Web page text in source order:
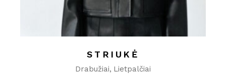
STRIUKĖ
Drabužiai Lietpalčiai